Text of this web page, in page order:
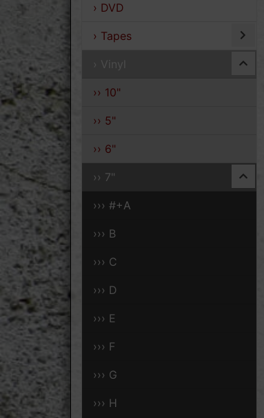
› DVD
› Tapes
› Vinyl
›› 10"
›› 5"
›› 6"
›› 7"
››› #+A
››› B
››› C
››› D
››› E
››› F
››› G
››› H